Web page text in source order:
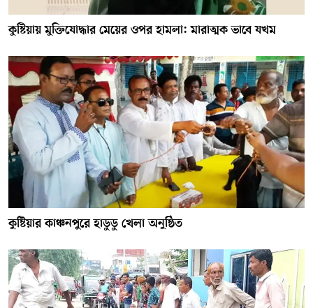
কুষ্টিয়ায় মুক্তিযোদ্ধার মেয়ের ওপর হামলা: মারাত্মক ভাবে যখম
কুষ্টিয়ার কাঞ্চনপুরে হাডুডু খেলা অনুষ্ঠিত